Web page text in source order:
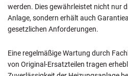
werden. Dies gewährleistet nicht nur
Anlage, sondern erhält auch
gesetzlichen Anforderungen.
Eine regelmäßige Wartung durch
von Original-Ersatzteilen tragen